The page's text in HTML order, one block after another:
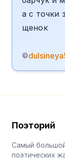
а с точки
щенок
©
Поэторий
Самый
поэтических